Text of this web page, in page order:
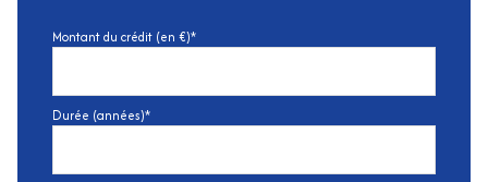
Montant du crédit (en €)*
Durée (années)*